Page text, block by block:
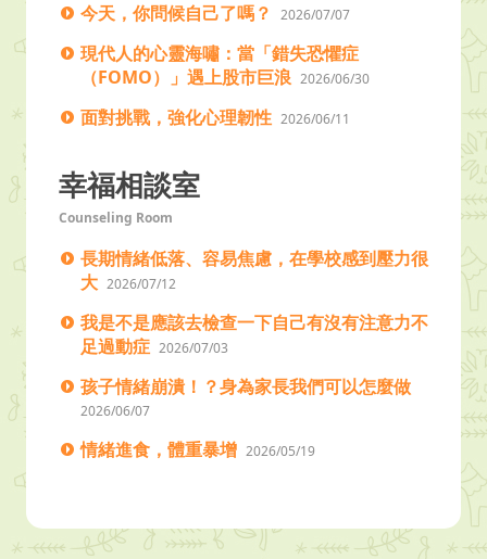
今天，你問候自己了嗎？ 2026/07/07
現代人的心靈海嘯：當「錯失恐懼症
（FOMO）」遇上股市巨浪 2026/06/30
面對挑戰，強化心理韌性 2026/06/11
幸福相談室
Counseling Room
長期情緒低落、容易焦慮，在學校感到壓力很
大 2026/07/12
我是不是應該去檢查一下自己有沒有注意力不
足過動症 2026/07/03
孩子情緒崩潰！？身為家長我們可以怎麼做
2026/06/07
情緒進食，體重暴增 2026/05/19